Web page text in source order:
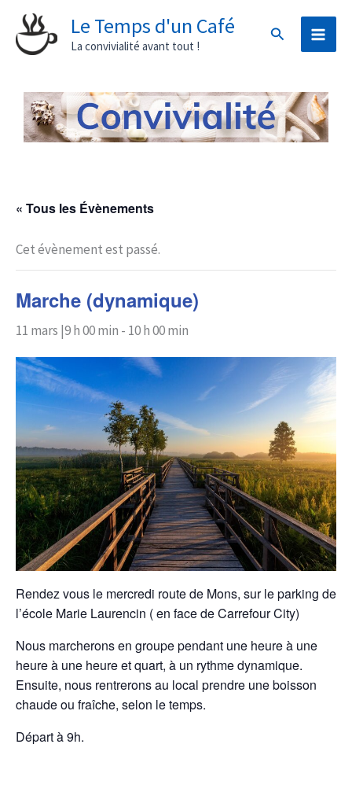
Aller
contenu
Le Temps d'un Café
La convivialité avant tout !
Rechercher
« Tous les Évènements
Cet évènement est passé.
Marche (dynamique)
11 mars |9 h 00 min - 10 h 00 min
Rendez vous le mercredi route de Mons, sur le parking de
l’école Marie Laurencin ( en face de Carrefour City)
Nous marcherons en groupe pendant une heure à une
heure à une heure et quart, à un rythme dynamique.
Ensuite, nous rentrerons au local prendre une boisson
chaude ou fraîche, selon le temps.
Départ à 9h.